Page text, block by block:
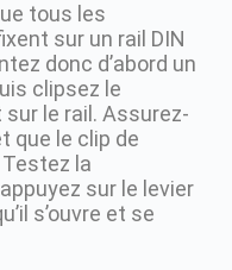
tous les
sur un rail DIN
donc d’abord un
clipsez le
le rail. Assurez-
que le clip de
la
sur le levier
s’ouvre et se